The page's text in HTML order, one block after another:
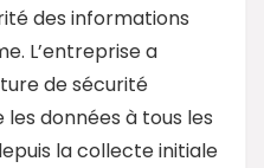
des informations
L’entreprise a
de sécurité
données à tous les
la collecte initiale